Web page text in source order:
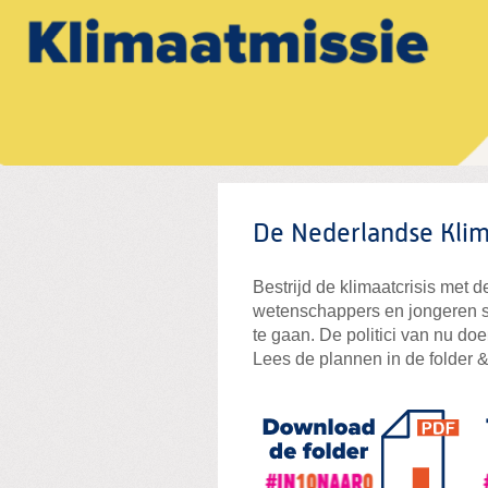
De Nederlandse
Bestrijd de klimaatcrisis met
wetenschappers en jongeren
te gaan. De politici van nu
Lees de plannen in de folder